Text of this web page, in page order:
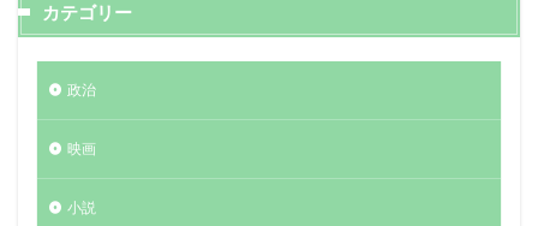
カテゴリー
政治
映画
小説